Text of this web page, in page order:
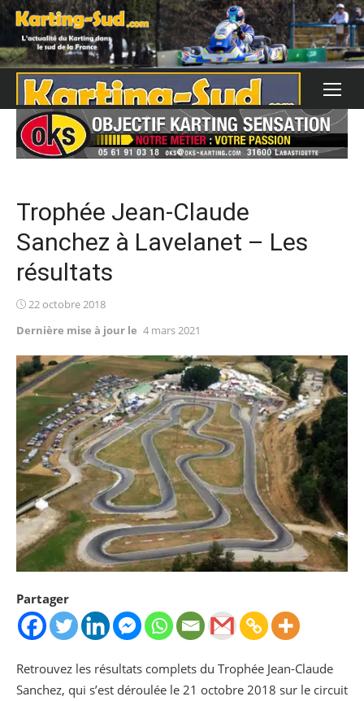
Skip
content
Trophée Jean-Claude
Sanchez à Lavelanet – Les
résultats
Posted
22 octobre 2018
Dernière mise à jour le 4 mars 2021
Partager
Retrouvez les résultats complets du Trophée Jean-Claude
Sanchez, qui s’est déroulée le 21 octobre 2018 sur le circuit